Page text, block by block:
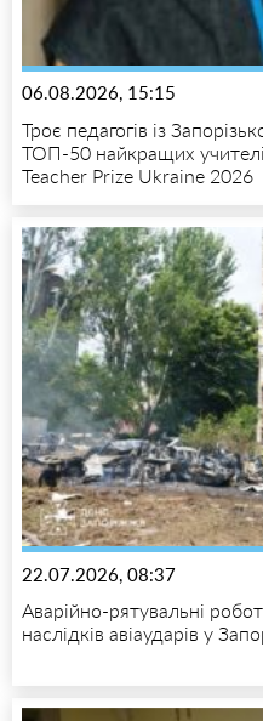
06.08.2026, 15:15
Троє педагогів із
ТОП-50 найкращих
Teacher Prize Ukraine 2026
22.07.2026, 08:37
Аварійно-рятувальні
наслідків авіаударів у